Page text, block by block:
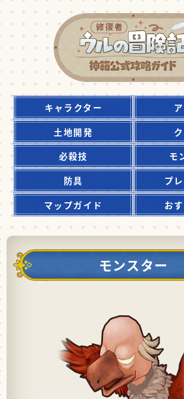
キャラクター
土地開発
必殺技
モ
防具
プ
マップガイド
お
モンスター